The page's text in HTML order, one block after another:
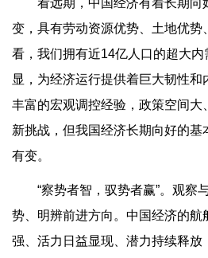
看远期，中国经济有着长期
变，具有劳动资源优势、土地优
看，我们拥有近14亿人口的超大
显，为经济运行提供着巨大韧性
丰富的宏观调控经验，政策空间大
新挑战，但我国经济长期向好的
有变。
“察势者智，驭势者赢”。观察
势、明辨前进方向。中国经济的
强、活力日益显现、潜力持续释